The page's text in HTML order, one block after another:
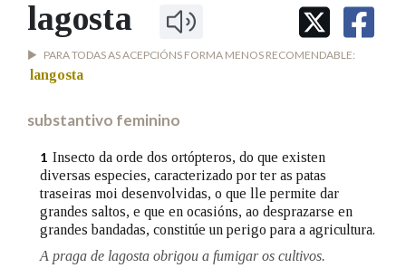
IDENTIDADE CORPORATIVA
MARCIAL DEL ADALID
CASA-MUSEO EMILIA PARDO
FIGURAS HOMENAXEADAS
HISTORIA
Facebook
TwitterYoutubeInstagramBluesky
BUSCAR NOS LEMAS
Comeza por
Remata por
Contén
lagosta
PARA TODAS AS ACEPCIÓNS FORMA MENOS RECOMENDABLE:
langosta
substantivo feminino
1 Insecto da orde dos ortópteros, do que existen
diversas especies, caracterizado por ter as patas
traseiras moi desenvolvidas, o que lle permite dar
grandes saltos, e que en ocasións, ao desprazarse en
grandes bandadas, constitúe un perigo para a agricultura.
A praga de lagosta obrigou a fumigar os cultivos.